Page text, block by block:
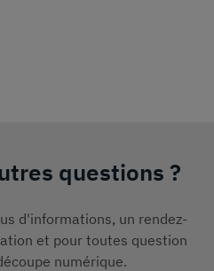
questions ?
d'informations, un rendez-
et pour toutes question
numérique.